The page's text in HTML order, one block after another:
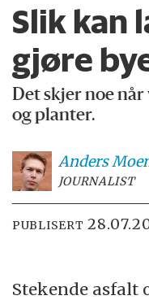
Slik kan
gjøre
Det skjer noe
og planter.
Anders
JOURNALIST
PUBLISERT
Stekende asfalt